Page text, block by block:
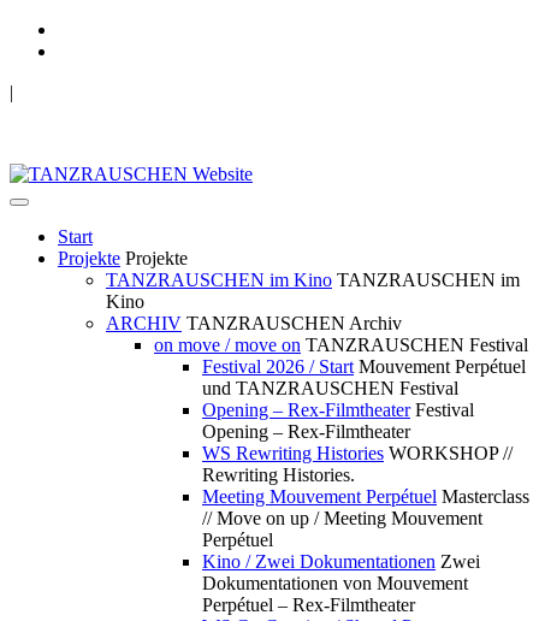
|
Start
Projekte Projekte
TANZRAUSCHEN im Kino TANZRAUSCHEN im
Kino
ARCHIV TANZRAUSCHEN Archiv
on move / move on TANZRAUSCHEN Festival
Festival 2026 / Start Mouvement Perpétuel
und TANZRAUSCHEN Festival
Opening – Rex-Filmtheater Festival
Opening – Rex-Filmtheater
WS Rewriting Histories WORKSHOP //
Rewriting Histories.
Meeting Mouvement Perpétuel Masterclass
// Move on up / Meeting Mouvement
Perpétuel
Kino / Zwei Dokumentationen Zwei
Dokumentationen von Mouvement
Perpétuel – Rex-Filmtheater